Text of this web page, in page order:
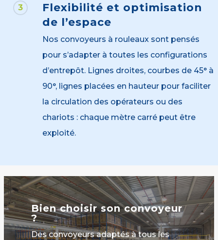
3
Flexibilité et optimisation
de l’espace
Nos convoyeurs à rouleaux sont pensés
pour s’adapter à toutes les configurations
d’entrepôt. Lignes droites, courbes de 45° à
90°, lignes placées en hauteur pour faciliter
la circulation des opérateurs ou des
chariots : chaque mètre carré peut être
exploité.
Bien choisir son convoyeur
?
Des convoyeurs adaptés à tous les
Je
découvre